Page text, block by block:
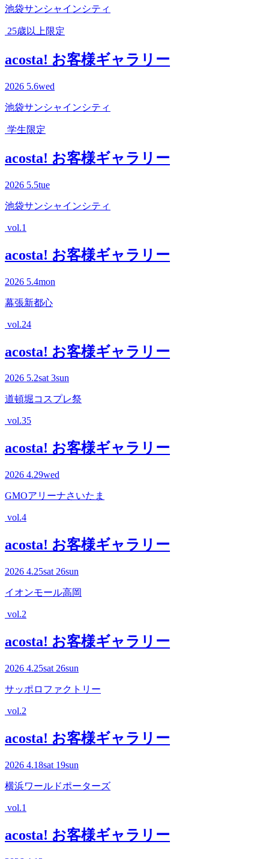
池袋サンシャインシティ
25歳以上限定
acosta! お客様ギャラリー
2026 5.6wed
池袋サンシャインシティ
学生限定
acosta! お客様ギャラリー
2026 5.5tue
池袋サンシャインシティ
vol.1
acosta! お客様ギャラリー
2026 5.4mon
幕張新都心
vol.24
acosta! お客様ギャラリー
2026 5.2sat3sun
道頓堀コスプレ祭
vol.35
acosta! お客様ギャラリー
2026 4.29wed
GMOアリーナさいたま
vol.4
acosta! お客様ギャラリー
2026 4.25sat 26sun
イオンモール高岡
vol.2
acosta! お客様ギャラリー
2026 4.25sat 26sun
サッポロファクトリー
vol.2
acosta! お客様ギャラリー
2026 4.18sat 19sun
横浜ワールドポーターズ
vol.1
acosta! お客様ギャラリー